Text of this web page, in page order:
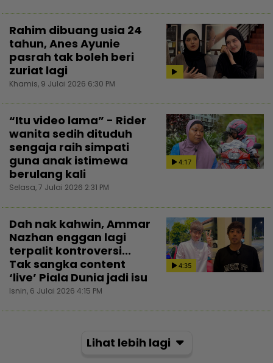
Rahim dibuang usia 24
tahun, Anes Ayunie
pasrah tak boleh beri
zuriat lagi
Khamis, 9 Julai 2026 6:30 PM
4:17
“Itu video lama” - Rider
wanita sedih dituduh
sengaja raih simpati
guna anak istimewa
berulang kali
Selasa, 7 Julai 2026 2:31 PM
4:35
Dah nak kahwin, Ammar
Nazhan enggan lagi
terpalit kontroversi...
Tak sangka content
‘live’ Piala Dunia jadi isu
Isnin, 6 Julai 2026 4:15 PM
Lihat lebih lagi